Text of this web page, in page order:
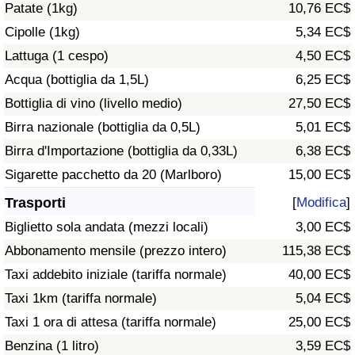
Patate (1kg)
10,76 EC$
Cipolle (1kg)
5,34 EC$
Lattuga (1 cespo)
4,50 EC$
Acqua (bottiglia da 1,5L)
6,25 EC$
Bottiglia di vino (livello medio)
27,50 EC$
Birra nazionale (bottiglia da 0,5L)
5,01 EC$
Birra d'Importazione (bottiglia da 0,33L)
6,38 EC$
Sigarette pacchetto da 20 (Marlboro)
15,00 EC$
Trasporti [Modifica]
Biglietto sola andata (mezzi locali)
3,00 EC$
Abbonamento mensile (prezzo intero)
115,38 EC$
Taxi addebito iniziale (tariffa normale)
40,00 EC$
Taxi 1km (tariffa normale)
5,04 EC$
Taxi 1 ora di attesa (tariffa normale)
25,00 EC$
Benzina (1 litro)
3,59 EC$
Indice dell’Inquinamento per Nazione
Traffico
Indice del Traffico
Indice del traffico (Corrente)
Indice del traffico per Nazione